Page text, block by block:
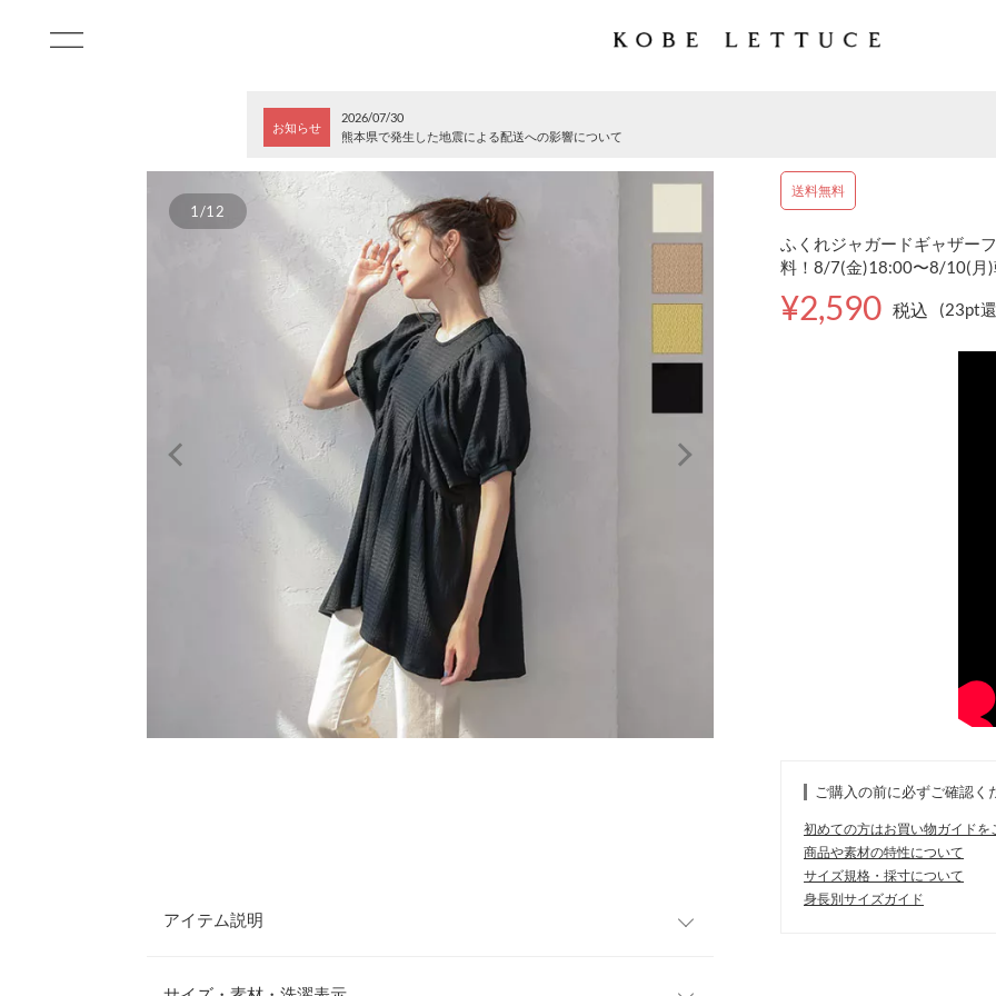
お知らせ
2026/07/30
熊本県で発生した地震による配送への影響について
1/12
アイテム説明
送料無料
ふくれジャガードギャザー
料！8/7(金)18:00〜8/10(月
¥2,590 税込 (23pt
ご購入の前に必ずご確認く
初めての方はお買い物ガイドを
商品や素材の特性について
サイズ規格・採寸について
身長別サイズガイド